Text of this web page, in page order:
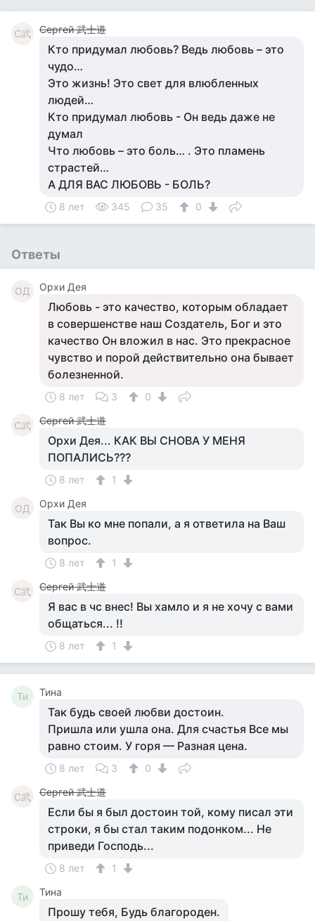
С武 Сергей 武士道
Кто придумал любовь? Ведь любовь – это
чудо…
Это жизнь! Это свет для влюбленных
людей…
Кто придумал любовь - Он ведь даже не
думал
Что любовь – это боль… . Это пламень
страстей…
А ДЛЯ ВАС ЛЮБОВЬ - БОЛЬ?
8 лет 345 35 0
Ответы
ОД Орхи Дея
Любовь - это качество, которым обладает
в совершенстве наш Создатель, Бог и это
качество Он вложил в нас. Это прекрасное
чувство и порой действительно она бывает
болезненной.
8 лет 3 0
С武 Сергей 武士道
Орхи Дея... КАК ВЫ СНОВА У МЕНЯ
ПОПАЛИСЬ???
8 лет 1
ОД Орхи Дея
Так Вы ко мне попали, а я ответила на Ваш
вопрос.
8 лет 1
С武 Сергей 武士道
Я вас в чс внес! Вы хамло и я не хочу с вами
общаться... !!
8 лет 1
Ти Тина
Так будь своей любви достоин.
Пришла или ушла она. Для счастья Все мы
равно стоим. У горя — Разная цена.
8 лет 3 0
С武 Сергей 武士道
Если бы я был достоин той, кому писал эти
строки, я бы стал таким подонком... Не
приведи Господь...
8 лет 1
Ти Тина
Прошу тебя, Будь благороден.